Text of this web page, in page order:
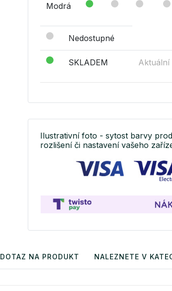
Modrá
Nedostupné
SKLADEM Aktuální
Ilustrativní foto - sytost barvy
rozlišení či nastavení vašeho
DOTAZ NA PRODUKT NALEZNETE V